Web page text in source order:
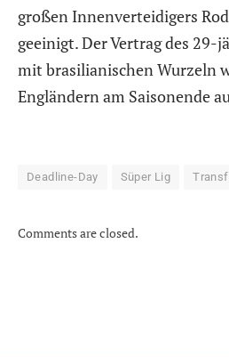
großen Innenverteidigers
geeinigt. Der Vertrag des 29-
mit brasilianischen Wurzeln
Engländern am Saisonende
Deadline-Day Süper Lig
Comments are closed.